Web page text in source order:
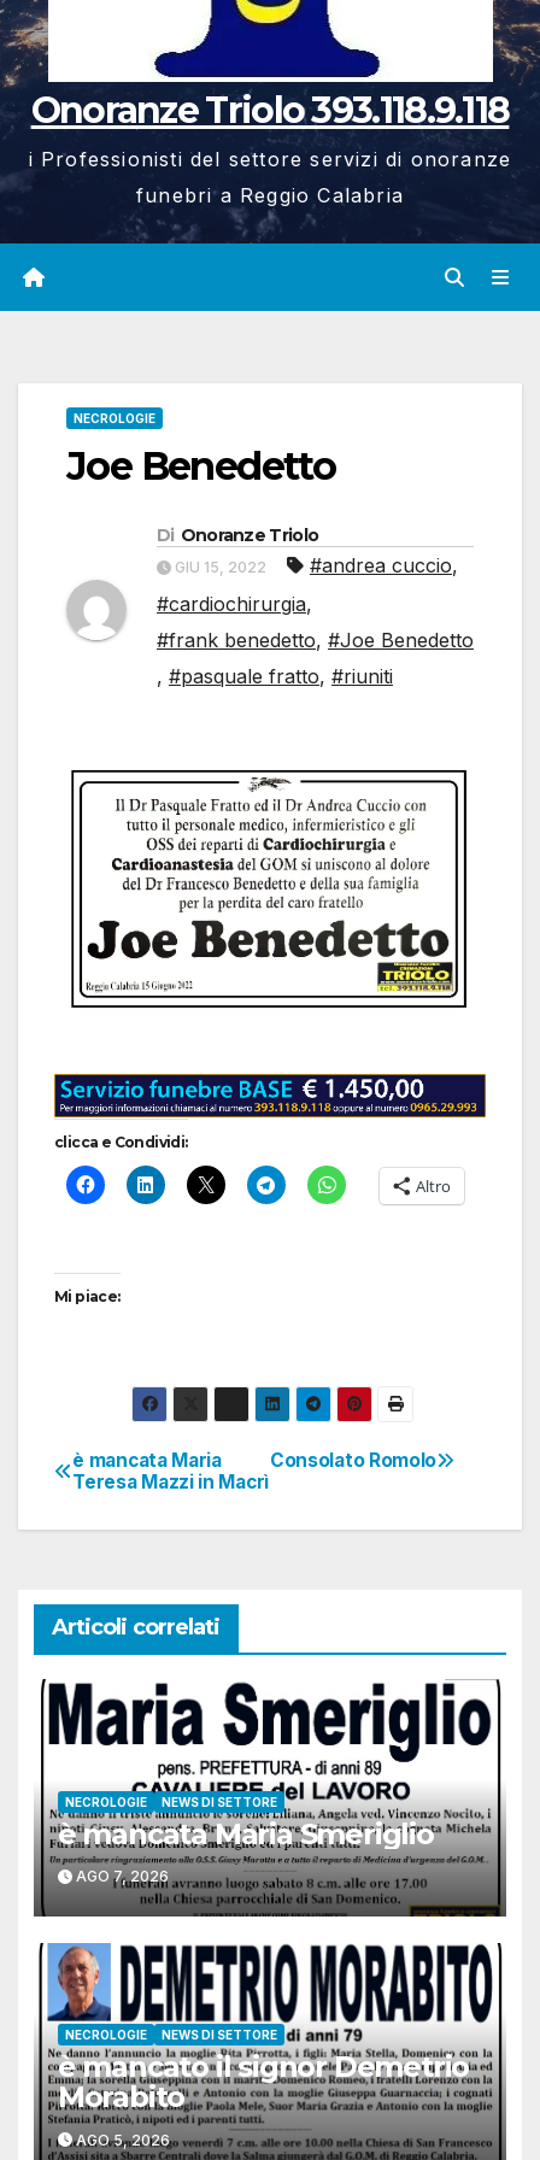
Onoranze Triolo 393.118.9.118
i Professionisti del settore servizi di onoranze
funebri a Reggio Calabria
NECROLOGIE
Joe Benedetto
Di Onoranze Triolo
GIU 15, 2022 #andrea cuccio,
#cardiochirurgia,
#frank benedetto, #Joe Benedetto
, #pasquale fratto, #riuniti
clicca e Condividi:
Altro
Mi piace:
Navigazione
articoli
Consolato Romolo
è mancata Maria
Teresa Mazzi in Macrì
Articoli correlati
NECROLOGIE NEWS DI SETTORE
è mancata Maria Smeriglio
AGO 7, 2026
NECROLOGIE NEWS DI SETTORE
è mancato il signor Demetrio
Morabito
AGO 5, 2026